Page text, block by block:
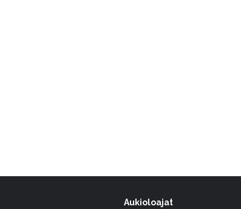
Aukioloajat